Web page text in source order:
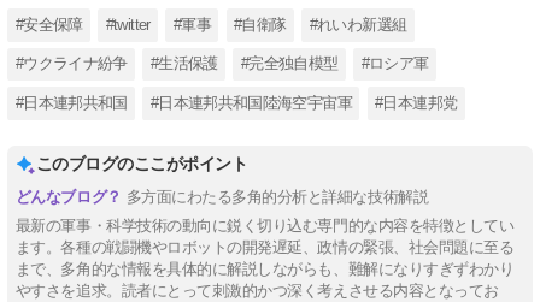
ンの意味
#安全保障 #twitter #軍事 #自衛隊 #れいわ新選組
#ウクライナ紛争 #生活保護 #完全独自模型 #ロシア軍
#日本連邦共和国 #日本連邦共和国陸海空宇宙軍 #日本連邦党
このブログのここがポイント
多方面にわたる多角的分析と詳細な技術解説
最新の軍事・科学技術の動向に鋭く切り込む専門的な内容を特徴としてい
ます。各種の戦闘機やロボットの開発遅延、政情の緊張、社会問題に至る
まで、多角的な情報を具体的に解説しながらも、難解になりすぎずわかり
やすさを追求。読者にとって刺激的かつ深く考えさせる内容となってお